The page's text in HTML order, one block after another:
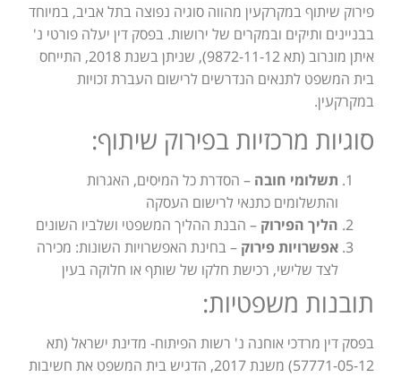
פירוק שיתוף במקרקעין מהווה סוגיה נפוצה בתל אביב, במיוחד
בבניינים ותיקים ובמקרים של ירושות. בפסק דין יעלה פורטי נ'
איתן מונרוב (תא 9872-11-12), שניתן בשנת 2018, התייחס
בית המשפט לתנאים הנדרשים לרישום העברת זכויות
במקרקעין.
סוגיות מרכזיות בפירוק שיתוף:
תשלומי חובה – הסדרת כל המיסים, האגרות
והתשלומים כתנאי לרישום העסקה
הליך הפירוק – הבנת ההליך המשפטי ושלביו השונים
אפשרויות פירוק – בחינת האפשרויות השונות: מכירה
לצד שלישי, רכישת חלקו של שותף או חלוקה בעין
תובנות משפטיות:
בפסק דין מרדכי אוחנה נ' רשות הפיתוח- מדינת ישראל (תא
57771-05-12) משנת 2017, הדגיש בית המשפט את חשיבות